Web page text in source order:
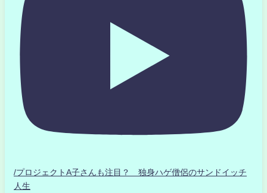
/プロジェクトA子さんも注目？ 独身ハゲ僧侶のサンドイッチ
人生